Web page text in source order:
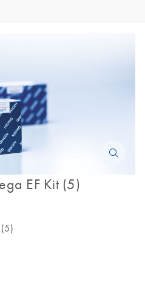
EF Kit (5)
(5)